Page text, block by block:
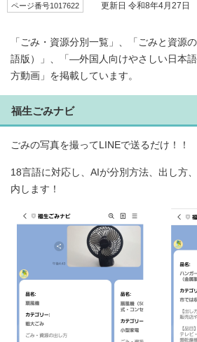
ページ番号1017622 更新日 令和8年4月27日
「ごみ・資源分別一覧」、「ごみと資源
語版）」、「―外国人向けやさしい日本
方動画」を掲載しています。
福生ごみナビ
ごみの写真を撮ってLINEで送るだけ！！
18言語に対応し、AIが分別方法、出し方
内します！